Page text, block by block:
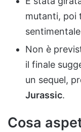
mutanti, poi
Non è
il finale
un sequel,
Jurassic.
Cosa